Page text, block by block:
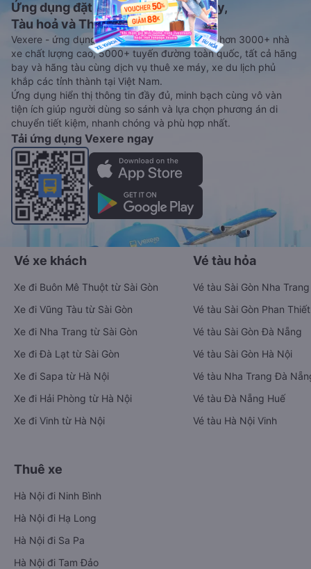
Ứng dụng đặt vé Xe khách, Máy bay,
Tàu hoả và Thuê xe
Vexere - ứng dụng đặt vé đa phương tiện với hơn 3000+ nhà
xe chất lượng cao, 5000+ tuyến đường toàn quốc, tất cả hãng
bay và hãng tàu cùng dịch vụ thuê xe máy, xe du lịch phủ
khắp các tỉnh thành tại Việt Nam.
Ứng dụng hiển thị thông tin đầy đủ, minh bạch cùng vô vàn
tiện ích giúp người dùng so sánh và lựa chọn phương án di
chuyển tiết kiệm, nhanh chóng và phù hợp nhất.
Tải ứng dụng Vexere ngay
Vé xe khách
Xe đi Buôn Mê Thuột từ Sài Gòn
Xe đi Vũng Tàu từ Sài Gòn
Xe đi Nha Trang từ Sài Gòn
Xe đi Đà Lạt từ Sài Gòn
Xe đi Sapa từ Hà Nội
Xe đi Hải Phòng từ Hà Nội
Xe đi Vinh từ Hà Nội
Vé tàu hỏa
Vé tàu Sài Gòn Nha Trang
Vé tàu Sài Gòn Phan Thiết
Vé tàu Sài Gòn Đà Nẵng
Vé tàu Sài Gòn Hà Nội
Vé tàu Nha Trang Đà
Vé tàu Đà Nẵng Huế
Vé tàu Hà Nội Vinh
Thuê xe
Hà Nội đi Ninh Bình
Hà Nội đi Hạ Long
Hà Nội đi Sa Pa
Hà Nội đi Tam Đảo